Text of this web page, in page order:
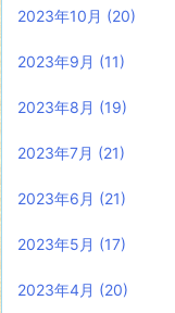
2023年10月 (20)
2023年9月 (11)
2023年8月 (19)
2023年7月 (21)
2023年6月 (21)
2023年5月 (17)
2023年4月 (20)